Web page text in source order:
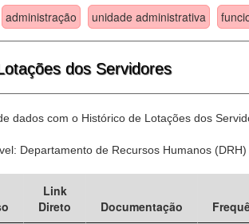
administração unidade administrativa
dos Servidores
dados com o Histórico de Lotações dos
Departamento de Recursos Humanos (DRH)
Link
Direto
Documentação